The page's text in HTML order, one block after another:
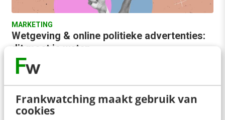
Frankwatching maakt gebruik van
cookies
MARKETING
Wetgeving & online politieke advertenties:
dit moet je weten
Als er één sector is die altijd in het middelpunt van
de aandacht staat als het om betaalde media gaat,
is het…
Femke Marcar 2 jaar geleden